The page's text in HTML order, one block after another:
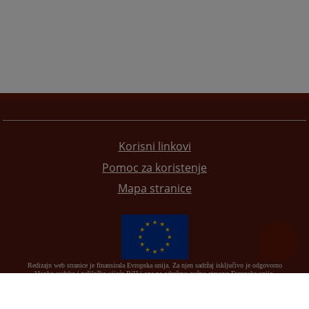
Korisni linkovi
Pomoc za koristenje
Mapa stranice
Redizajn web stranice je finansirala Evropska unija. Za njen sadržaj isključivo je odgovorno
Visoko sudsko i tužilačko vijeće BiH i ona ne odražava nužno stavove Evropske unije.